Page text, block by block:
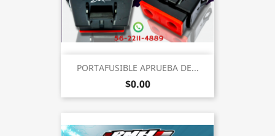
PORTAFUSIBLE APRUEBA DE...
$0.00